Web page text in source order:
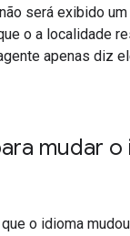
será exibido
o a localidade
apenas diz
mudar o
o idioma